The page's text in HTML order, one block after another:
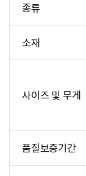
종류
소재
사이즈 및 무게
품질보증기간